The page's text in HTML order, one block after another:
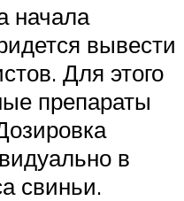
начала
вывести
Для этого
препараты
в
свиньи.